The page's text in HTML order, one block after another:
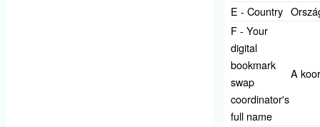
E - Country
F - Your
digital
bookmark
swap
coordinator's
full name
A